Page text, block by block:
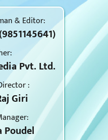
& Editor:
Pvt. Ltd.
:
Giri
Poudel